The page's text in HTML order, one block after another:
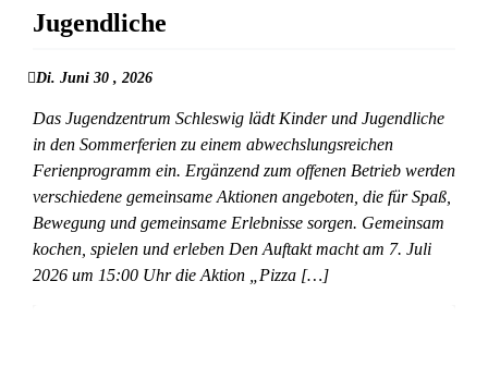
Jugendliche
Di. Juni 30 , 2026
Das Jugendzentrum Schleswig lädt Kinder und Jugendliche
in den Sommerferien zu einem abwechslungsreichen
Ferienprogramm ein. Ergänzend zum offenen Betrieb werden
verschiedene gemeinsame Aktionen angeboten, die für Spaß,
Bewegung und gemeinsame Erlebnisse sorgen. Gemeinsam
kochen, spielen und erleben Den Auftakt macht am 7. Juli
2026 um 15:00 Uhr die Aktion „Pizza […]